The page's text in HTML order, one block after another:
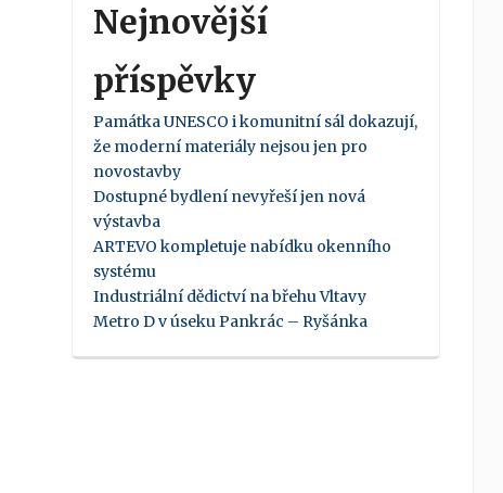
Nejnovější
příspěvky
Památka UNESCO i komunitní sál dokazují,
že moderní materiály nejsou jen pro
novostavby
Dostupné bydlení nevyřeší jen nová
výstavba
ARTEVO kompletuje nabídku okenního
systému
Industriální dědictví na břehu Vltavy
Metro D v úseku Pankrác – Ryšánka